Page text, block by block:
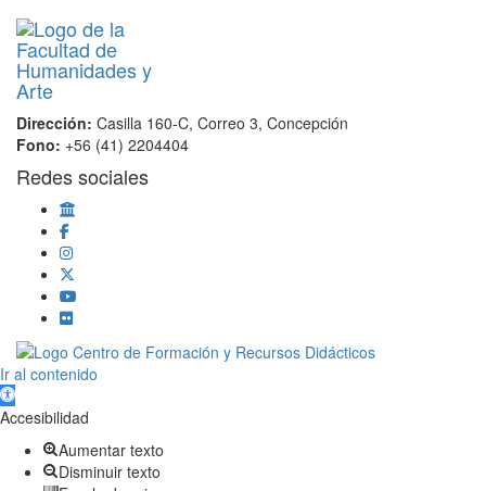
Dirección: Casilla 160-C, Correo 3, Concepción
Fono: +56 (41) 2204404
Redes sociales
Scroll
Up
Ir al contenido
Abrir barra de herramientas
Accesibilidad
Aumentar texto
Disminuir texto